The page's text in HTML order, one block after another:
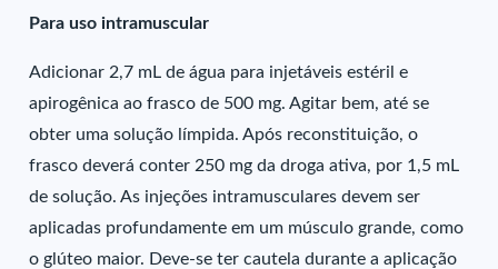
Para uso intramuscular
Adicionar 2,7 mL de água para injetáveis estéril e
apirogênica ao frasco de 500 mg. Agitar bem, até se
obter uma solução límpida. Após reconstituição, o
frasco deverá conter 250 mg da droga ativa, por 1,5 mL
de solução. As injeções intramusculares devem ser
aplicadas profundamente em um músculo grande, como
o glúteo maior. Deve-se ter cautela durante a aplicação